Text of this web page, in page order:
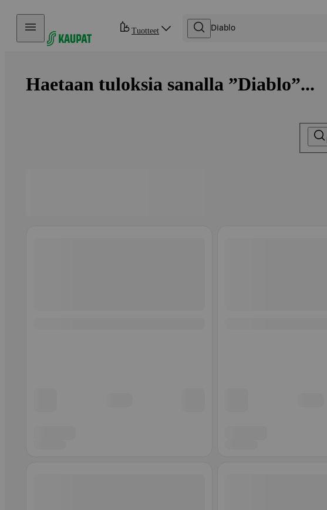
Hyppää sisältöön
Tuotteet
Haetaan tuloksia sanalla ”Diablo”...